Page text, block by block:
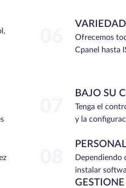
Ofrecemos
Cpanel hasta
BAJO SU
Tenga el
y la
Dependiendo
instalar